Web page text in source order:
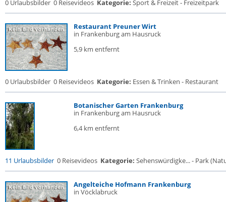
0 Urlaubsbilder 0 Reisevideos Kategorie: Sport & Freizeit - Freizeitpark
Restaurant Preuner Wirt
in Frankenburg am Hausruck
5,9 km entfernt
0 Urlaubsbilder 0 Reisevideos Kategorie: Essen & Trinken - Restaurant
Botanischer Garten Frankenburg
in Frankenburg am Hausruck
6,4 km entfernt
11 Urlaubsbilder 0 Reisevideos Kategorie: Sehenswürdigke... - Park
Angelteiche Hofmann Frankenburg
in Vöcklabruck